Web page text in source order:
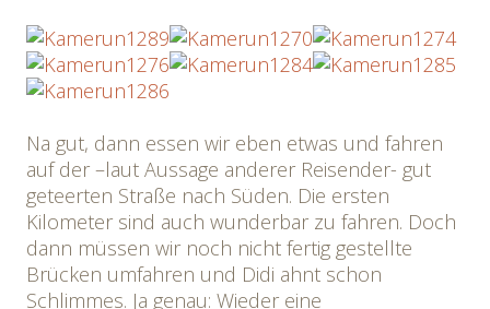
Na gut, dann essen wir eben etwas und fahren
auf der –laut Aussage anderer Reisender- gut
geteerten Straße nach Süden. Die ersten
Kilometer sind auch wunderbar zu fahren. Doch
dann müssen wir noch nicht fertig gestellte
Brücken umfahren und Didi ahnt schon
Schlimmes. Ja genau: Wieder eine